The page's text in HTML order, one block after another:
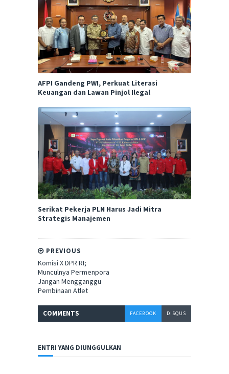
AFPI Gandeng PWI, Perkuat Literasi
Keuangan dan Lawan Pinjol Ilegal
Serikat Pekerja PLN Harus Jadi Mitra
Strategis Manajemen
PREVIOUS
Komisi X DPR RI;
Munculnya Permenpora
Jangan Mengganggu
Pembinaan Atlet
COMMENTS FACEBOOK DISQUS
ENTRI YANG DIUNGGULKAN